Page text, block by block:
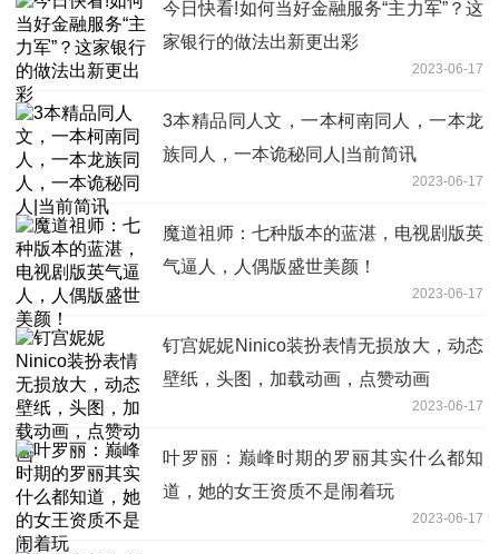
今日快看!如何当好金融服务“主力军”？这
家银行的做法出新更出彩
2023-06-17
3本精品同人文，一本柯南同人，一本龙
族同人，一本诡秘同人|当前简讯
2023-06-17
魔道祖师：七种版本的蓝湛，电视剧版英
气逼人，人偶版盛世美颜！
2023-06-17
钉宫妮妮Ninico装扮表情无损放大，动态
壁纸，头图，加载动画，点赞动画
2023-06-17
叶罗丽：巅峰时期的罗丽其实什么都知
道，她的女王资质不是闹着玩
2023-06-17